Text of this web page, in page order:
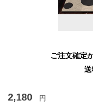
ご注文確定
送
2,180 円